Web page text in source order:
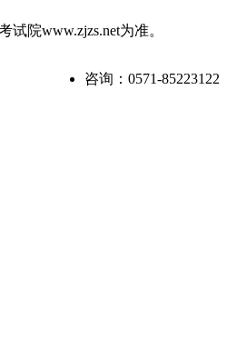
院www.zjzs.net为准。
咨询：0571-85223122